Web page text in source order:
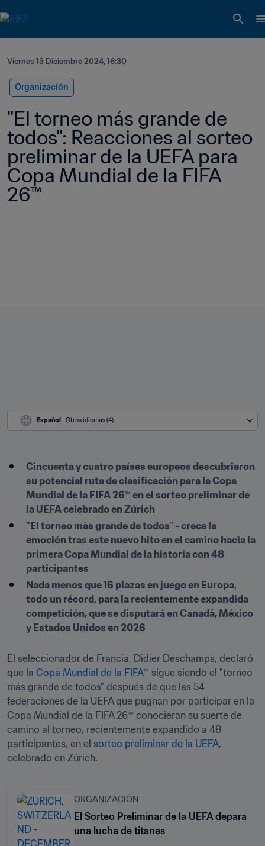
Viernes 13 Diciembre 2024, 16:30
Organización
"El torneo más grande de
todos": Reacciones al sorteo
preliminar de la UEFA para
Copa Mundial de la FIFA
26™
Español - Otros idiomas (4)
Cincuenta y cuatro países europeos descubrieron
su potencial ruta de clasificación para la Copa
Mundial de la FIFA 26™ en el sorteo preliminar de
la UEFA celebrado en Zúrich
"El torneo más grande de todos" - crece la
emoción tras este nuevo hito en el camino hacia la
primera Copa Mundial de la historia con 48
participantes
Nada menos que 16 plazas en juego en Europa,
todo un récord, para la recientemente expandida
competición, que se disputará en Canadá, México
y Estados Unidos en 2026
El seleccionador de Francia, Didier Deschamps, declaró
que la Copa Mundial de la FIFA™ sigue siendo el "torneo
más grande de todos" después de que las 54
federaciones de la UEFA que pugnan por participar en la
Copa Mundial de la FIFA 26™ conocieran su suerte de
camino al torneo, recientemente expandido a 48
participantes, en el sorteo preliminar de la UEFA,
celebrado en Zúrich.
ORGANIZACIÓN
El Sorteo Preliminar de la UEFA depara
una lucha de titanes